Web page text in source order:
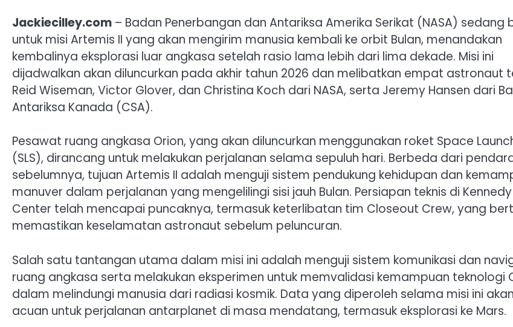
Jackiecilley.com – Badan Penerbangan dan Antariksa Amerika Serikat (NASA) sedang
untuk misi Artemis II yang akan mengirim manusia kembali ke orbit Bulan, menandakan
kembalinya eksplorasi luar angkasa setelah rasio lama lebih dari lima dekade. Misi ini
dijadwalkan akan diluncurkan pada akhir tahun 2026 dan melibatkan empat astronaut
Reid Wiseman, Victor Glover, dan Christina Koch dari NASA, serta Jeremy Hansen dari
Antariksa Kanada (CSA).
Pesawat ruang angkasa Orion, yang akan diluncurkan menggunakan roket Space
(SLS), dirancang untuk melakukan perjalanan selama sepuluh hari. Berbeda dari
sebelumnya, tujuan Artemis II adalah menguji sistem pendukung kehidupan dan
manuver dalam perjalanan yang mengelilingi sisi jauh Bulan. Persiapan teknis di
Center telah mencapai puncaknya, termasuk keterlibatan tim Closeout Crew, yang
memastikan keselamatan astronaut sebelum peluncuran.
Salah satu tantangan utama dalam misi ini adalah menguji sistem komunikasi dan
ruang angkasa serta melakukan eksperimen untuk memvalidasi kemampuan teknologi
dalam melindungi manusia dari radiasi kosmik. Data yang diperoleh selama misi ini
acuan untuk perjalanan antarplanet di masa mendatang, termasuk eksplorasi ke Mars.